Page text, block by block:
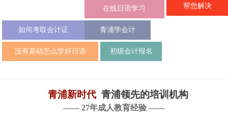
帮您解决
在线日语学习
如何考取会计证 青浦学会计
没有基础怎么学好日语 初级会计报名
青浦新时代 青浦领先的培训机构
—— 27年成人教育经验 ——